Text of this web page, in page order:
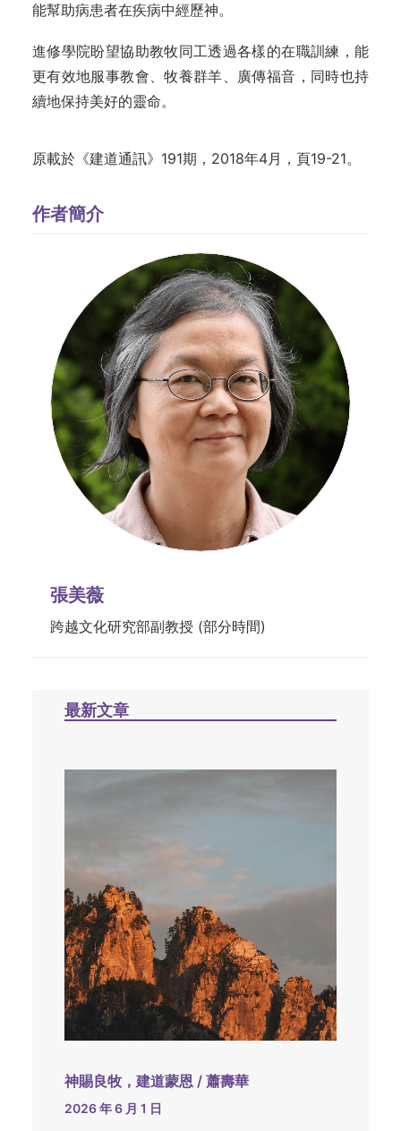
能幫助病患者在疾病中經歷神。
進修學院盼望協助教牧同工透過各樣的在職訓練，能
更有效地服事教會、牧養群羊、廣傳福音，同時也持
續地保持美好的靈命。
原載於《建道通訊》191期，2018年4月，頁19-21。
作者簡介
張美薇
跨越文化研究部副教授 (部分時間)
最新文章
神賜良牧，建道蒙恩 / 蕭壽華
2026 年 6 月 1 日